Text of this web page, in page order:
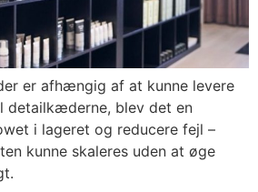
er afhængig af at kunne levere
blev det en
i lageret og reducere fejl –
kunne skaleres uden at øge